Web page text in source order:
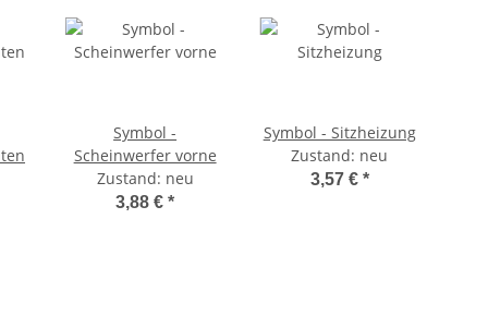
Symbol -
Scheinwerfer vorne
Zustand: neu
3,88 €*
Symbol - Sitzheizung
Zustand: neu
3,57 € *